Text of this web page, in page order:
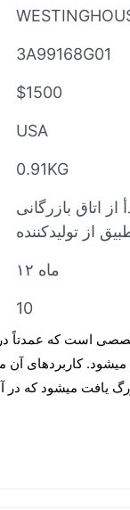
3A99168G01
$1500
USA
0.91KG
از اتاق بازرگانی
از تولیدکننده
۱۲ ماه
10
کاربردهای آن